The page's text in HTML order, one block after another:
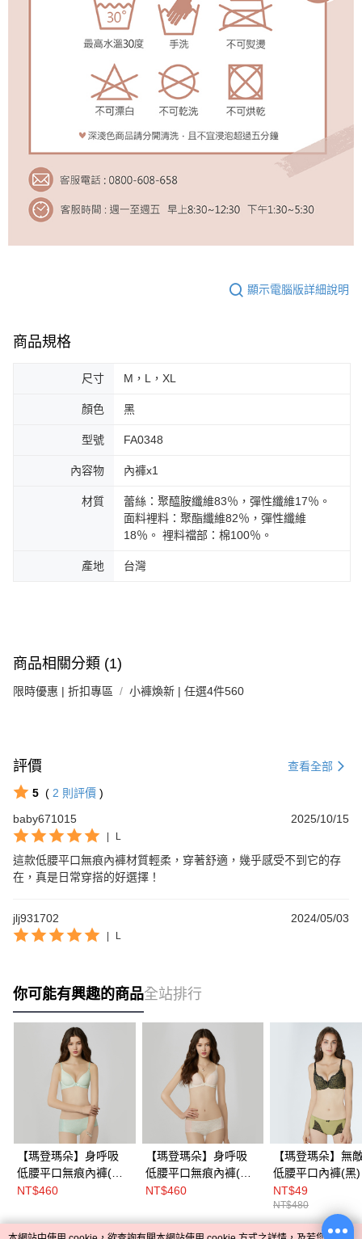
顯示電腦版詳細說明
商品規格
尺寸 M，L，XL
顏色 黑
型號 FA0348
內容物 內褲x1
材質
蕾絲：聚醯胺纖維83％，彈性纖維17％。
面料裡料：聚酯纖維82％，彈性纖維
18％。 裡料襠部：棉100％。
產地 台灣
商品相關分類 (1)
限時優惠 | 折扣專區 小褲煥新 | 任選4件560
評價 查看全部
5 ( 2 則評價 )
baby671015
2025/10/15
| L
這款低腰平口無痕內褲材質輕柔，穿著舒適，幾乎感受不到它的存
在，真是日常穿搭的好選擇！
jlj931702 2024/05/03
| L
你可能有興趣的商品全站排行
【瑪登瑪朵】身呼吸
低腰平口無痕內褲(清
新綠)
NT$460
【瑪登瑪朵】身呼吸
低腰平口無痕內褲(琉
光膚)
NT$460
【瑪登瑪朵】無
低腰平口內褲(黑)
NT$49
NT$480